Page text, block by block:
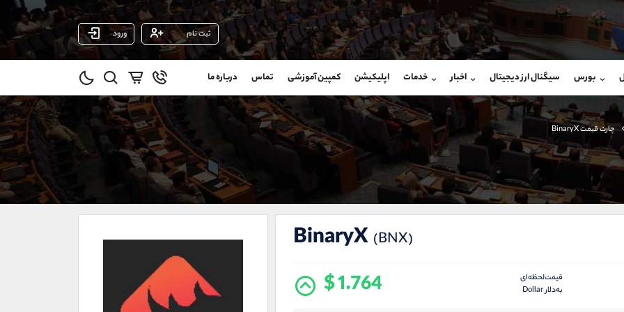
ثبت نام ورود
بورس سیگنال ارز دیجیتال اخبار خدمات اپلیکیشن کمپین آموزشی تماس درباره ما
چارت قیمت BinaryX
BinaryX (BNX)
قیمت‌لحظه‌ای
به‌دلار Dollar
$ 1.764
شروع گفتگو
@Armteam_admin_por
107
شروع گفتگو
@Armteam_admin_33
داخلی 118
(فائزه تهرانی)
09101364784
واتساپ شروع گفتگو
تلگرام @Armteam_admin_104
021-22021030
021-22021040
90001030
@alireza.mehrabii
@alirezamehrabi_com
@alirezamehrabi_official